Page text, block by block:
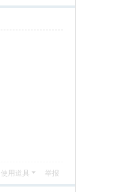
使用道具 举报